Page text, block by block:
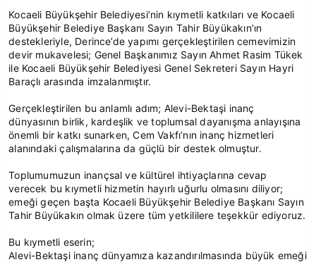
Kocaeli Büyükşehir Belediyesi’nin kıymetli katkıları ve Kocaeli
Büyükşehir Belediye Başkanı Sayın Tahir Büyükakın’ın
destekleriyle, Derince’de yapımı gerçekleştirilen cemevimizin
devir mukavelesi; Genel Başkanımız Sayın Ahmet Rasim Tükek
ile Kocaeli Büyükşehir Belediyesi Genel Sekreteri Sayın Hayri
Baraçlı arasında imzalanmıştır.
Gerçekleştirilen bu anlamlı adım; Alevi-Bektaşi inanç
dünyasının birlik, kardeşlik ve toplumsal dayanışma anlayışına
önemli bir katkı sunarken, Cem Vakfı’nın inanç hizmetleri
alanındaki çalışmalarına da güçlü bir destek olmuştur.
Toplumumuzun inançsal ve kültürel ihtiyaçlarına cevap
verecek bu kıymetli hizmetin hayırlı uğurlu olmasını diliyor;
emeği geçen başta Kocaeli Büyükşehir Belediye Başkanı Sayın
Tahir Büyükakın olmak üzere tüm yetkililere teşekkür ediyoruz.
Bu kıymetli eserin;
Alevi-Bektaşi inanç dünyamıza kazandırılmasında büyük emeği